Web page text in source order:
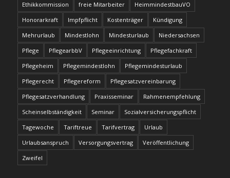
Ethikkommission
freie Mitarbeiter
HeimmindestbauVO
Honorarkraft
Impfpflicht Kostenträger
Kündigung
Mehrurlaub
Mindestlohn Mindesturlaub
Niedersachsen
Pflege
PflegearbbV Pflegeeinrichtung
Pflegefachkraft
Pflegeheim
Pflegemindestlohn
Pflegemindesturlaub
Pflegerecht
Pflegereform
Pflegesatzvereinbarung
Pflegesatzverhandlung
Praxisseminar
Rahmenempfehlung
Scheinselbständigkeit
Seminar
Sozialversicherungspflicht
Tagewoche
Tariftreue Tarifvertrag
Urlaub
Urlaubsanspruch
Versorgungsvertrag
Veröffentlichung
Zweifel